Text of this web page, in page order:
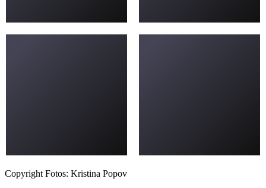
Copyright Fotos: Kristina Popov